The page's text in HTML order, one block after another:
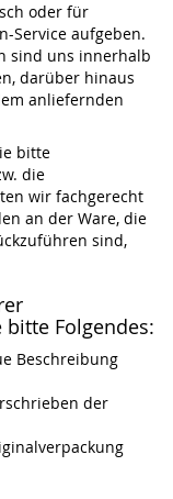
oder für
Service aufgeben.
sind uns innerhalb
darüber hinaus
anliefernden
bitte
die
wir fachgerecht
an der Ware, die
sind,
Folgendes:
Beschreibung
der